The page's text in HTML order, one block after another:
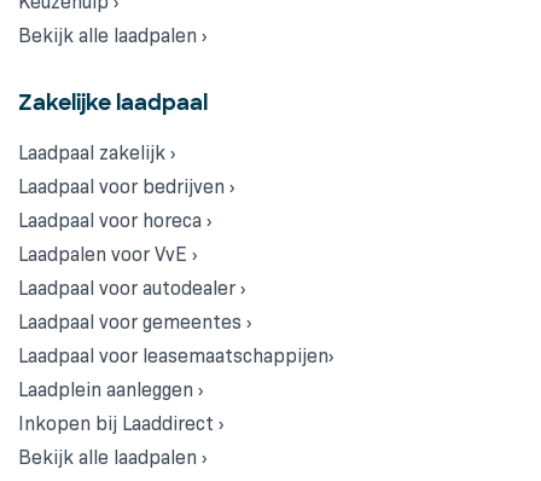
Bekijk alle laadpalen ›
Zakelijke laadpaal
Laadpaal zakelijk ›
Laadpaal voor bedrijven ›
Laadpaal voor horeca ›
Laadpalen voor VvE ›
Laadpaal voor autodealer ›
Laadpaal voor gemeentes ›
Laadpaal voor leasemaatschappijen›
Laadplein aanleggen ›
Inkopen bij Laaddirect ›
Bekijk alle laadpalen ›